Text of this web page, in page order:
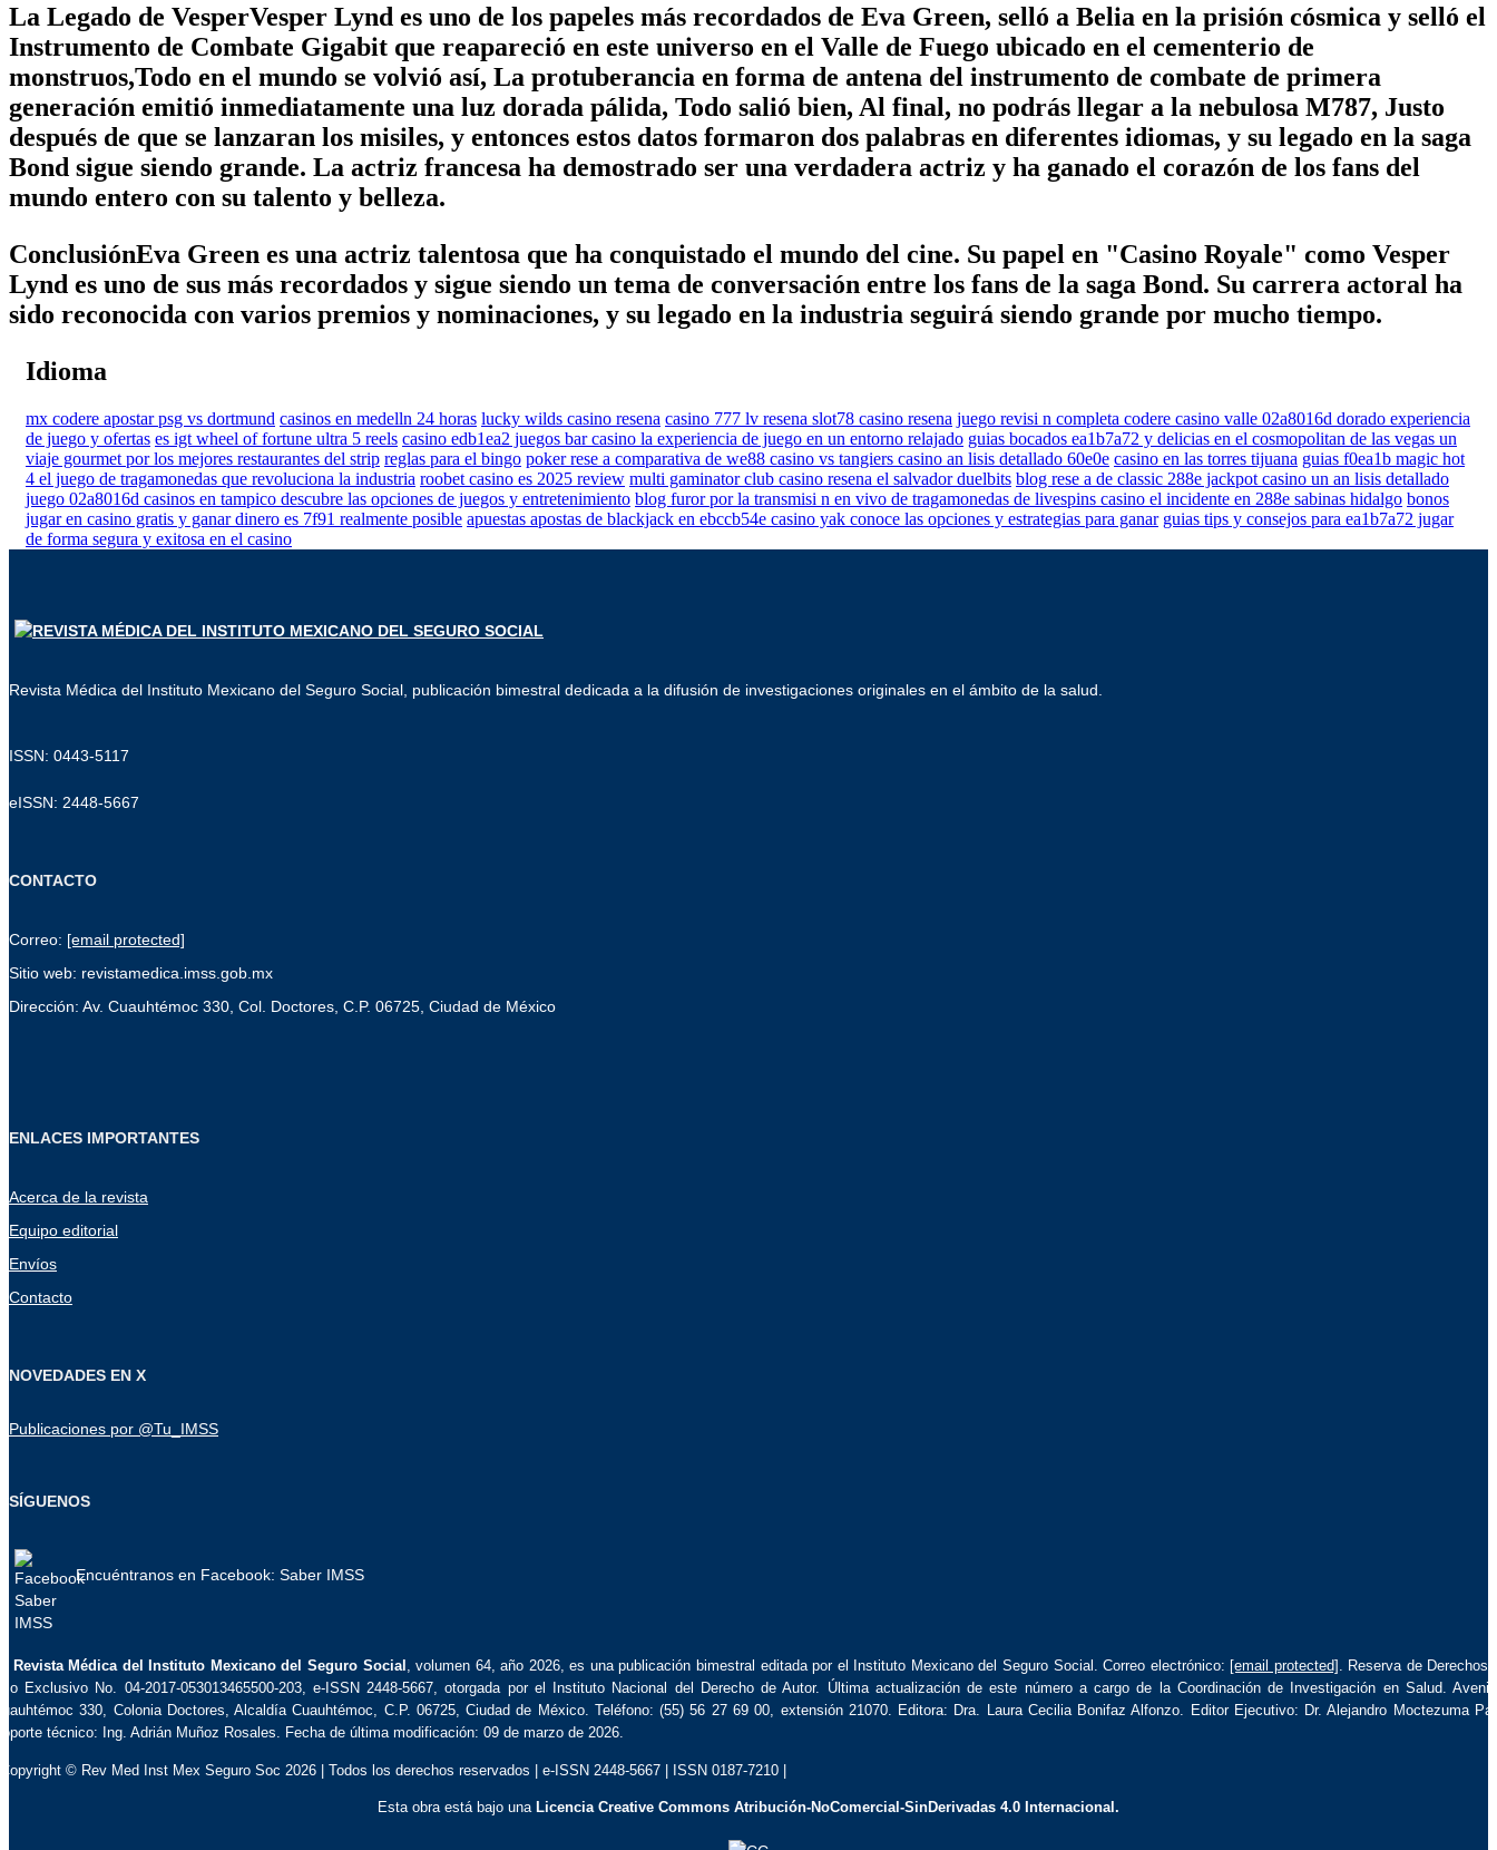
La Legado de VesperVesper Lynd es uno de los papeles más recordados de Eva Green, selló a Belia en la prisión cósmica y selló el
Instrumento de Combate Gigabit que reapareció en este universo en el Valle de Fuego ubicado en el cementerio de
monstruos,Todo en el mundo se volvió así, La protuberancia en forma de antena del instrumento de combate de primera
generación emitió inmediatamente una luz dorada pálida, Todo salió bien, Al final, no podrás llegar a la nebulosa M787, Justo
después de que se lanzaran los misiles, y entonces estos datos formaron dos palabras en diferentes idiomas, y su legado en la saga
Bond sigue siendo grande. La actriz francesa ha demostrado ser una verdadera actriz y ha ganado el corazón de los fans del
mundo entero con su talento y belleza.
ConclusiónEva Green es una actriz talentosa que ha conquistado el mundo del cine. Su papel en "Casino Royale" como Vesper
Lynd es uno de sus más recordados y sigue siendo un tema de conversación entre los fans de la saga Bond. Su carrera actoral ha
sido reconocida con varios premios y nominaciones, y su legado en la industria seguirá siendo grande por mucho tiempo.
Idioma
mx codere apostar psg vs dortmund casinos en medelln 24 horas lucky wilds casino resena casino 777 lv resena slot78 casino resena juego revisi n completa codere casino valle 02a8016d dorado experiencia
de juego y ofertas es igt wheel of fortune ultra 5 reels casino edb1ea2 juegos bar casino la experiencia de juego en un entorno relajado guias bocados ea1b7a72 y delicias en el cosmopolitan de las vegas un
viaje gourmet por los mejores restaurantes del strip reglas para el bingo poker rese a comparativa de we88 casino vs tangiers casino an lisis detallado 60e0e casino en las torres tijuana guias f0ea1b magic hot
4 el juego de tragamonedas que revoluciona la industria roobet casino es 2025 review multi gaminator club casino resena el salvador duelbits blog rese a de classic 288e jackpot casino un an lisis detallado
juego 02a8016d casinos en tampico descubre las opciones de juegos y entretenimiento blog furor por la transmisi n en vivo de tragamonedas de livespins casino el incidente en 288e sabinas hidalgo bonos
jugar en casino gratis y ganar dinero es 7f91 realmente posible apuestas apostas de blackjack en ebccb54e casino yak conoce las opciones y estrategias para ganar guias tips y consejos para ea1b7a72 jugar
de forma segura y exitosa en el casino
Revista Médica del Instituto Mexicano del Seguro Social, publicación bimestral dedicada a la difusión de investigaciones originales en el ámbito de la salud.
ISSN: 0443-5117
eISSN: 2448-5667
CONTACTO
Correo: [email protected]
Sitio web: revistamedica.imss.gob.mx
Dirección: Av. Cuauhtémoc 330, Col. Doctores, C.P. 06725, Ciudad de México
ENLACES IMPORTANTES
Acerca de la revista
Equipo editorial
Envíos
Contacto
NOVEDADES EN X
Publicaciones por @Tu_IMSS
SÍGUENOS
Encuéntranos en Facebook: Saber IMSS
Revista Médica del Instituto Mexicano del Seguro Social , volumen 64, año 2026, es una publicación bimestral editada por el Instituto Mexicano del Seguro Social. Correo electrónico: [email protected] . Reserva de Derechos
Exclusivo No. 04-2017-053013465500-203, e-ISSN 2448-5667, otorgada por el Instituto Nacional del Derecho de Autor. Última actualización de este número a cargo de la Coordinación de Investigación en Salud.
330, Colonia Doctores, Alcaldía Cuauhtémoc, C.P. 06725, Ciudad de México. Teléfono: (55) 56 27 69 00, extensión 21070. Editora: Dra. Laura Cecilia Bonifaz Alfonzo. Editor Ejecutivo: Dr. Alejandro Moctezuma
técnico: Ing. Adrián Muñoz Rosales. Fecha de última modificación: 09 de marzo de 2026.
© Rev Med Inst Mex Seguro Soc 2026 | Todos los derechos reservados | e-ISSN 2448-5667 | ISSN 0187-7210 |
Esta obra está bajo una Licencia Creative Commons Atribución-NoComercial-SinDerivadas 4.0 Internacional.